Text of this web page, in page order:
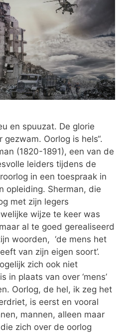
en spuuzat. De glorie
gezwam. Oorlog is hels“.
(1820-1891), een van de
leiders tijdens de
in een toespraak in
opleiding. Sherman, die
met zijn legers
wijze te keer was
al te goed gerealiseerd
woorden, ‘de mens het
van zijn eigen soort’.
zich ook niet
in plaats van over ‘mens’
Oorlog, de hel, ik zeg het
is eerst en vooral
mannen, alleen maar
zich over de oorlog